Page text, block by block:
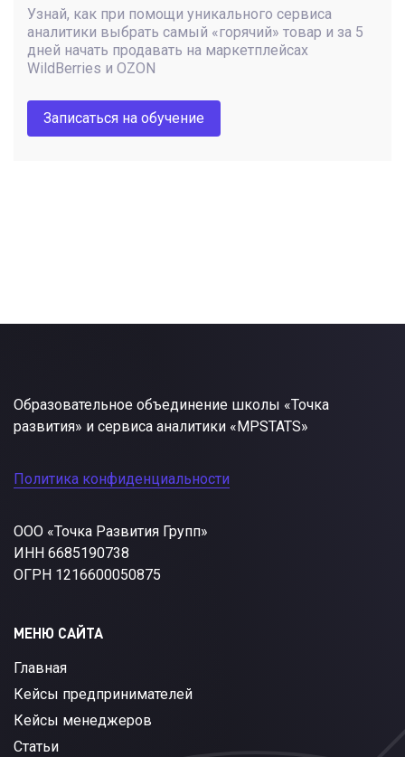
Узнай, как при помощи уникального сервиса
аналитики выбрать самый «горячий» товар и за 5
дней начать продавать на маркетплейсах
WildBerries и OZON
Записаться на обучение
Образовательное объединение школы «Точка
развития» и сервиса аналитики «MPSTATS»
Политика конфиденциальности
ООО «Точка Развития Групп»
ИНН 6685190738
ОГРН 1216600050875
МЕНЮ САЙТА
Главная
Кейсы предпринимателей
Кейсы менеджеров
Статьи